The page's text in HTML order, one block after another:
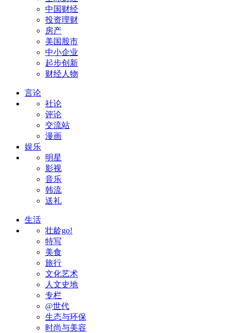
中国财经
投资理财
房产
美国股市
中小企业
起步创新
财经人物
言论
社论
评论
交流站
漫画
娱乐
明星
影视
音乐
韩流
送礼
生活
壮龄go!
特写
美食
旅行
文化艺术
人文史地
专栏
@世代
生态与环保
时尚与美容